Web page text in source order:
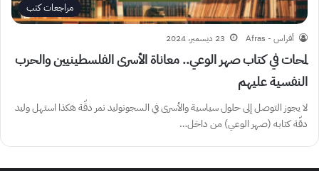
مراجعات كتب
أفراس - Afras 23 ديسمبر، 2024
لمحات في كتاب صهر الوعي.. معاناة الأسرى الفلسطينيين والحرب
النفسية عليهم
لا يجوز التوصل إلى حلول سياسية والأسرى في السجونوليد نمر دقّة هكذا استهل وليد
دقّة كتابه (صهر الوعي) من داخل…